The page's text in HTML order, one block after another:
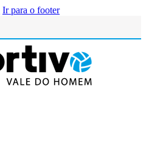
Ir para o footer